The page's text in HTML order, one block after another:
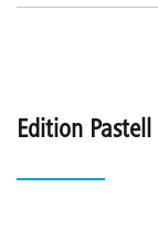
Edition Pastell